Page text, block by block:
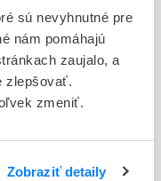
sú nevyhnutné pre
nám pomáhajú
zaujalo, a
zlepšovať.
zmeniť.
Zobraziť detaily